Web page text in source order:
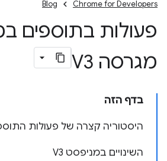
Chrome for Developers
Blog
פעולות בתוספים
מגרסה V3
בדף הזה
היסטוריה קצרה של פעולות
השינויים במניפסט V3